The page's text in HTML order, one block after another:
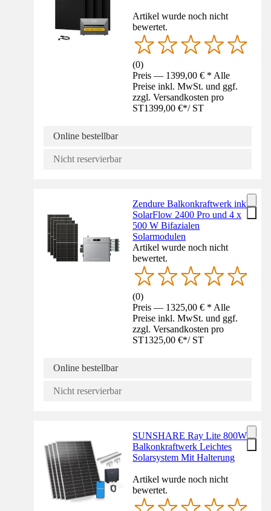
Artikel wurde noch nicht
bewertet.
(0)
Preis — 1399,00 € * Alle
Preise inkl. MwSt. und ggf.
zzgl. Versandkosten pro
ST1399,00 €*/ ST
Online bestellbar
Nicht reservierbar
Zendure Balkonkraftwerk inkl.
SolarFlow 2400 Pro und 4 x
500 W Bifazialen
Solarmodulen
Artikel wurde noch nicht
bewertet.
(0)
Preis — 1325,00 € * Alle
Preise inkl. MwSt. und ggf.
zzgl. Versandkosten pro
ST1325,00 €*/ ST
Online bestellbar
Nicht reservierbar
SUNSHARE Ray Lite 800W
Balkonkraftwerk Leichtes
Solarsystem Mit Halterung
Artikel wurde noch nicht
bewertet.